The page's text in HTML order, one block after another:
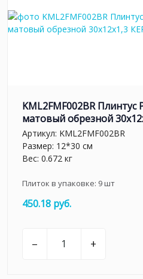
KML2FMF002BR Плинтус
матовый обрезной
Артикул: KML2FMF002BR
Размер: 12*30 см
Вес: 0.672 кг
Плиток в упаковке: 9шт
450.18 руб.
– +